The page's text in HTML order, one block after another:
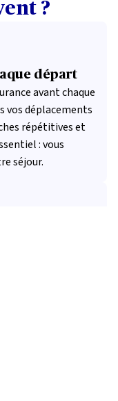
?
départ
avant chaque
vos déplacements
répétitives et
: vous
séjour.